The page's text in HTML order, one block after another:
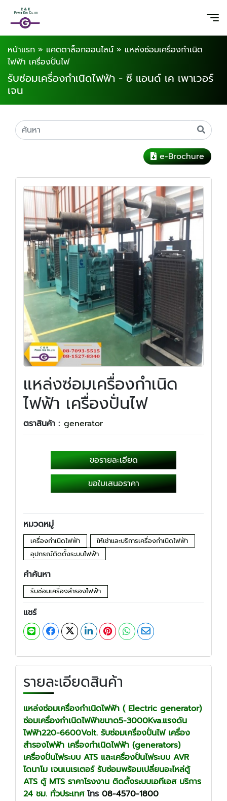
หน้าแรก » แคตตาล็อกออนไลน์ » แหล่งซ่อมเครื่องกำเนิด
ไฟฟ้า เครื่องปั่นไฟ
รับซ่อมเครื่องกำเนิดไฟฟ้า - ซี แอนด์ เค เพาเวอร์
เจน
e-Brochure
แหล่งซ่อมเครื่องกำเนิด
ไฟฟ้า เครื่องปั่นไฟ
ตราสินค้า : generator
ขอรายละเอียด
ขอใบเสนอราคา
หมวดหมู่
เครื่องกำเนิดไฟฟ้า
ให้เช่าและบริการเครื่องกำเนิดไฟฟ้า
อุปกรณ์ติดตั้งระบบไฟฟ้า
คำค้นหา
รับซ่อมเครื่องสำรองไฟฟ้า
แชร์
รายละเอียดสินค้า
แหล่งซ่อมเครื่องกำเนิดไฟฟ้า ( Electric generator)
ซ่อมเครื่องกำเนิดไฟฟ้าขนาด5-3000Kva.แรงดัน
ไฟฟ้า220-6600Volt. รับซ่อมเครื่องปั่นไฟ เครื่อง
สำรองไฟฟ้า เครื่องกำเนิดไฟฟ้า (generators)
เครื่องปั่นไฟระบบ ATS และเครื่องปั่นไฟระบบ AVR
ไดนาโม เจนเนเรเตอร์ รับซ่อมพร้อมเปลี่ยนอะไหล่ตู้
ATS ตู้ MTS ราคาโรงงาน ติดตั้งระบบเอทีเอส บริการ
24 ชม. ทั่วประเทศ โทร 08-4570-1800